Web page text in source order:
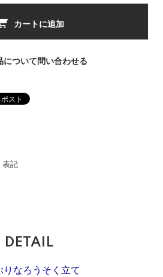
カートに追加
について問い合わせる
表記
DETAIL
なろうそく立て